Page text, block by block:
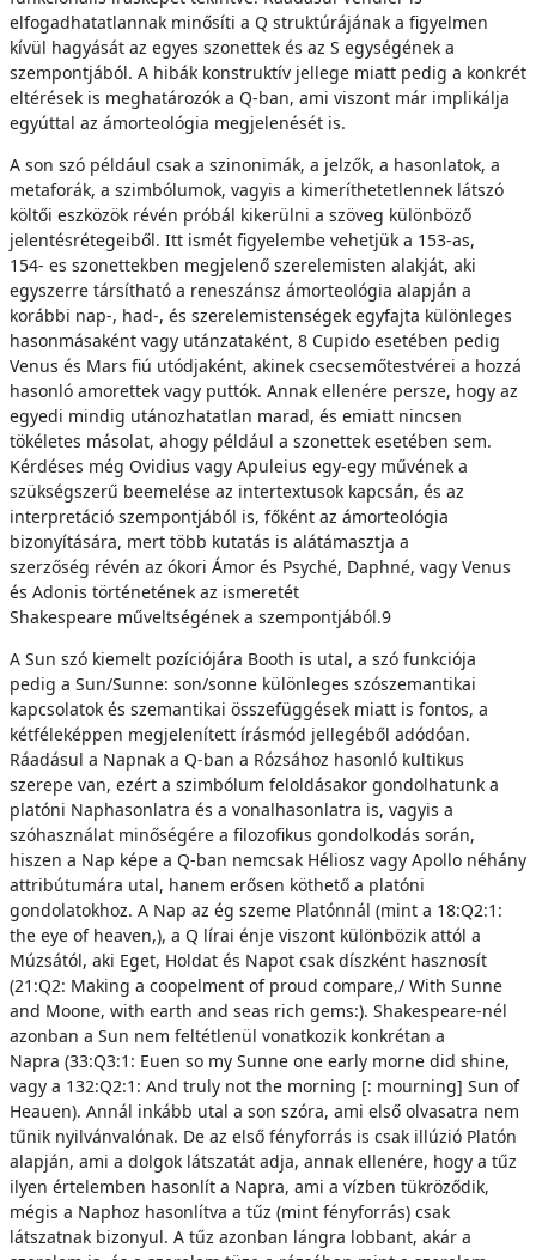
elfogadhatatlannak minősíti a Q struktúrájának a figyelmen
kívül hagyását az egyes szonettek és az S egységének a
szempontjából. A hibák konstruktív jellege miatt pedig a konkrét
eltérések is meghatározók a Q-ban, ami viszont már implikálja
egyúttal az ámorteológia megjelenését is.
A son szó például csak a szinonimák, a jelzők, a hasonlatok, a
metaforák, a szimbólumok, vagyis a kimeríthetetlennek látszó
költői eszközök révén próbál kikerülni a szöveg különböző
jelentésrétegeiből. Itt ismét figyelembe vehetjük a 153-as,
154- es szonettekben megjelenő szerelemisten alakját, aki
egyszerre társítható a reneszánsz ámorteológia alapján a
korábbi nap-, had-, és szerelemistenségek egyfajta különleges
hasonmásaként vagy utánzataként, 8 Cupido esetében pedig
Venus és Mars fiú utódjaként, akinek csecsemőtestvérei a hozzá
hasonló amorettek vagy puttók. Annak ellenére persze, hogy az
egyedi mindig utánozhatatlan marad, és emiatt nincsen
tökéletes másolat, ahogy például a szonettek esetében sem.
Kérdéses még Ovidius vagy Apuleius egy-egy művének a
szükségszerű beemelése az intertextusok kapcsán, és az
interpretáció szempontjából is, főként az ámorteológia
bizonyítására, mert több kutatás is alátámasztja a
szerzőség révén az ókori Ámor és Psyché, Daphné, vagy Venus
és Adonis történetének az ismeretét
Shakespeare műveltségének a szempontjából.9
A Sun szó kiemelt pozíciójára Booth is utal, a szó funkciója
pedig a Sun/Sunne: son/sonne különleges szószemantikai
kapcsolatok és szemantikai összefüggések miatt is fontos, a
kétféleképpen megjelenített írásmód jellegéből adódóan.
Ráadásul a Napnak a Q-ban a Rózsához hasonló kultikus
szerepe van, ezért a szimbólum feloldásakor gondolhatunk a
platóni Naphasonlatra és a vonalhasonlatra is, vagyis a
szóhasználat minőségére a filozofikus gondolkodás során,
hiszen a Nap képe a Q-ban nemcsak Héliosz vagy Apollo néhány
attribútumára utal, hanem erősen köthető a platóni
gondolatokhoz. A Nap az ég szeme Platónnál (mint a 18:Q2:1:
the eye of heaven,), a Q lírai énje viszont különbözik attól a
Múzsától, aki Eget, Holdat és Napot csak díszként hasznosít
(21:Q2: Making a coopelment of proud compare,/ With Sunne
and Moone, with earth and seas rich gems:). Shakespeare-nél
azonban a Sun nem feltétlenül vonatkozik konkrétan a
Napra (33:Q3:1: Euen so my Sunne one early morne did shine,
vagy a 132:Q2:1: And truly not the morning [: mourning] Sun of
Heauen). Annál inkább utal a son szóra, ami első olvasatra nem
tűnik nyilvánvalónak. De az első fényforrás is csak illúzió Platón
alapján, ami a dolgok látszatát adja, annak ellenére, hogy a tűz
ilyen értelemben hasonlít a Napra, ami a vízben tükröződik,
mégis a Naphoz hasonlítva a tűz (mint fényforrás) csak
látszatnak bizonyul. A tűz azonban lángra lobbant, akár a